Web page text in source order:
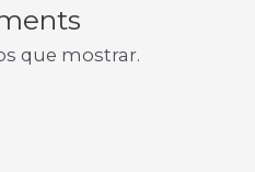
que mostrar.